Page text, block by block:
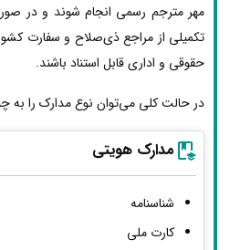
مهر مترجم رسمی انجام شوند و در
تکمیلی از مراجع ذی‌صلاح و سفارت
حقوقی و اداری قابل استناد باشند.
در حالت کلی می‌توان نوع مدارک را به
مدارک هویتی
شناسنامه
کارت ملی